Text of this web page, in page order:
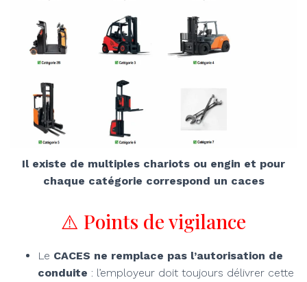
Il existe de multiples chariots ou engin et pour
chaque catégorie correspond un caces
⚠️ Points de vigilance
Le CACES ne remplace pas l’autorisation de
conduite : l’employeur doit toujours délivrer cette